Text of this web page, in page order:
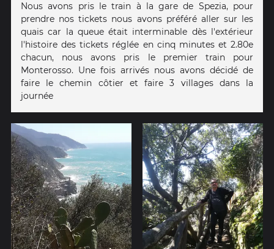
Nous avons pris le train à la gare de Spezia, pour
prendre nos tickets nous avons préféré aller sur les
quais car la queue était interminable dès l'extérieur
l'histoire des tickets réglée en cinq minutes et 2.80e
chacun, nous avons pris le premier train pour
Monterosso. Une fois arrivés nous avons décidé de
faire le chemin côtier et faire 3 villages dans la
journée